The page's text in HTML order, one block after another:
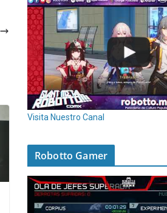
Visita Nuestro Canal
Robotto Gamer